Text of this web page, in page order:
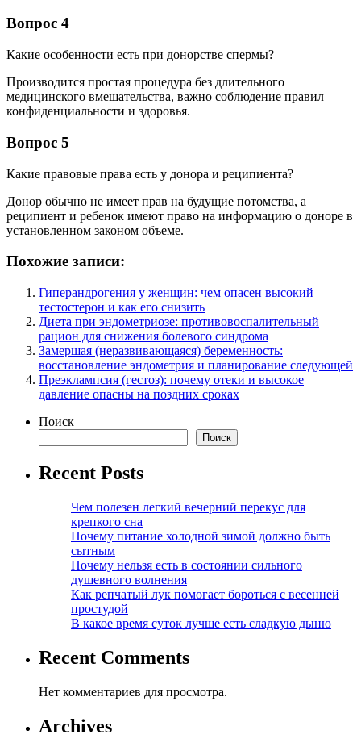
Вопрос 4
Какие особенности есть при донорстве спермы?
Производится простая процедура без длительного
медицинского вмешательства, важно соблюдение правил
конфиденциальности и здоровья.
Вопрос 5
Какие правовые права есть у донора и реципиента?
Донор обычно не имеет прав на будущие потомства, а
реципиент и ребенок имеют право на информацию о доноре в
установленном законом объеме.
Похожие записи:
Гиперандрогения у женщин: чем опасен высокий
тестостерон и как его снизить
Диета при эндометриозе: противовоспалительный
рацион для снижения болевого синдрома
Замершая (неразвивающаяся) беременность:
восстановление эндометрия и планирование следующей
Преэклампсия (гестоз): почему отеки и высокое
давление опасны на поздних сроках
Поиск
Поиск
Recent Posts
Чем полезен легкий вечерний перекус для
крепкого сна
Почему питание холодной зимой должно быть
сытным
Почему нельзя есть в состоянии сильного
душевного волнения
Как репчатый лук помогает бороться с весенней
простудой
В какое время суток лучше есть сладкую дыню
Recent Comments
Нет комментариев для просмотра.
Archives